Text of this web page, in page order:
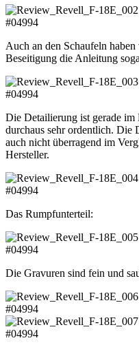
Auch an den Schaufeln
Beseitigung die Anleitung
Die Detailierung ist gerade im
durchaus sehr ordentlich. Die
auch nicht überragend im
Hersteller.
Das Rumpfunterteil:
Die Gravuren sind fein und